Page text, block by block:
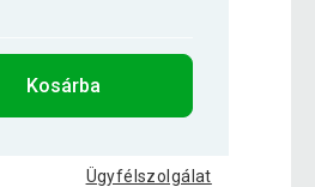
Kosárba
Ügyfélszolgálat